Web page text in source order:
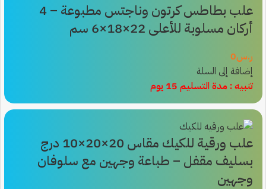
علب بطاطس كرتون وناجتس مطبوعة – 4
أركان مسلوبة للأعلى 22×18×6 سم
ر.س0
إضافة إلى السلة
تنبيه : مدة التسليم 15 يوم
علب ورقية للكيك مقاس 20×20×10 درج
بسليف مقفل – طباعة وجهين مع سلوفان
وجهين